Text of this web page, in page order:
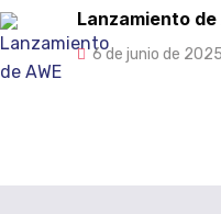
Lanzamiento de
6 de junio de 2025